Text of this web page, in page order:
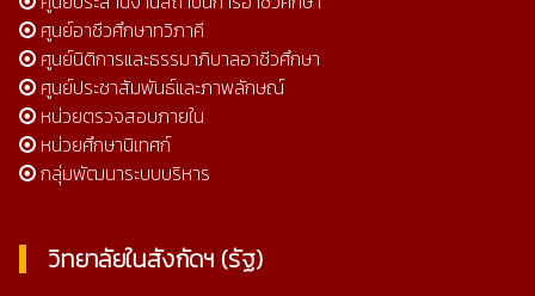
ศูนย์อาชีวศึกษาทวิภาคี
ศูนย์นิติการและธรรมาภิบาลอาชีวศึกษา
ศูนย์ประชาสัมพันธ์และภาพลักษณ์
หน่วยตรวจสอบภายใน
หน่วยศึกษานิเทศก์
กลุ่มพัฒนาระบบบริหาร
วิทยาลัยในสังกัดฯ (รัฐ)